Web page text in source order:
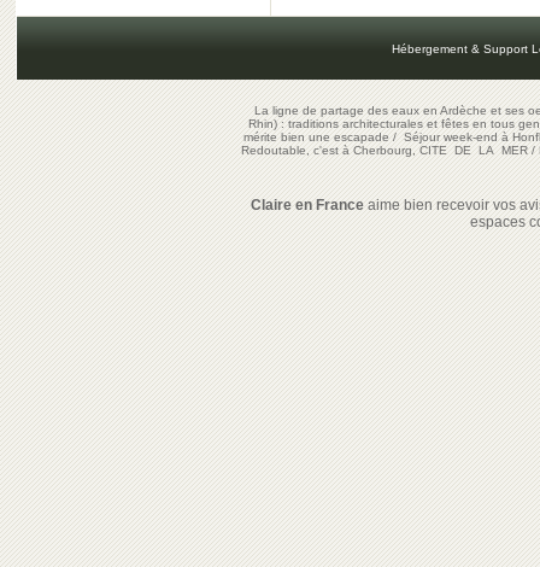
Hébergement & Support
La ligne de partage des eaux en Ardèche et ses
Rhin) : traditions architecturales et fêtes en tous
mérite bien une escapade/Séjour week-end à
Redoutable, c'est à Cherbourg, CITE DE LA MER/
Claire en Franceaime bien recevoir vos
espaces